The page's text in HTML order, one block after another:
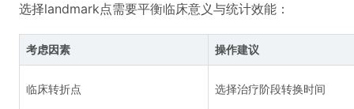
选择landmark点需要平衡临床意义与统计效能：
考虑因素 操作建议
临床转折点 选择治疗阶段转换时间